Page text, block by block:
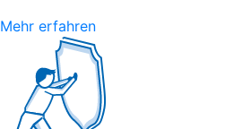
Mehr erfahren